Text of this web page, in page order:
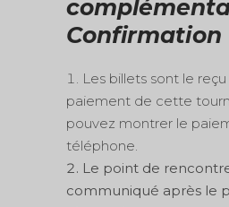
Confirmation
Les billets sont le
paiement de cette
pouvez montrer le
téléphone.
Le point de
communiqué après le